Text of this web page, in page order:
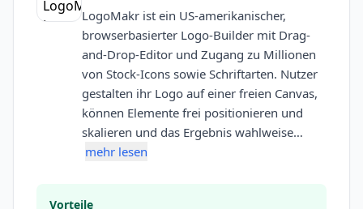
LogoMakr ist ein US-amerikanischer,
browserbasierter Logo-Builder mit Drag-
and-Drop-Editor und Zugang zu Millionen
von Stock-Icons sowie Schriftarten. Nutzer
gestalten ihr Logo auf einer freien Canvas,
können Elemente frei positionieren und
skalieren und das Ergebnis wahlweise…
mehr lesen
Vorteile